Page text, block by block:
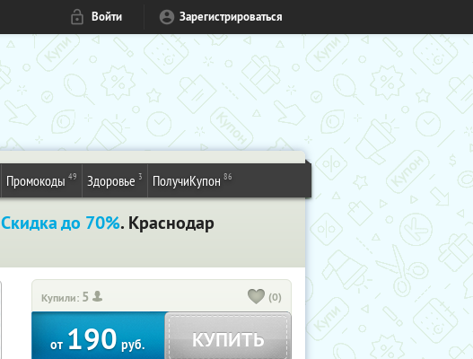
Войти Зарегистрироваться
Промокоды 49 Здоровье 3 ПолучиКупон 86
Скидка до 70%. Краснодар
Купили: 5 (0)
от190руб. КУПИТЬ